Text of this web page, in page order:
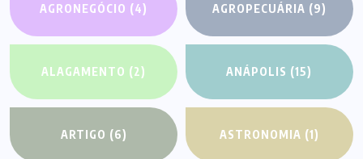
AGRONEGÓCIO (4) AGROPECUÁRIA (9)
ALAGAMENTO (2) ANÁPOLIS (15)
ARTIGO (6) ASTRONOMIA (1)